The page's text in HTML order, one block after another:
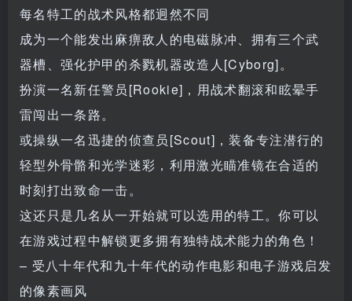
每名特工的战术风格都迥然不同
成为一个能发出麻痹敌人的电磁脉冲、拥有三个武
器槽、强化护甲的杀戮机器改造人[Cyborg]。
扮演一名新任警员[Rookie]，用战术翻滚和眩晕手
雷闯出一条路。
或操纵一名迅捷的侦查员[Scout]，装备专注潜行的
轻型外骨骼和光学迷彩，利用激光瞄准镜在合适的
时刻打出致命一击。
这还只是几名从一开始就可以选用的特工。你可以
在游戏过程中解锁更多拥有独特战术能力的角色！
– 受八十年代和九十年代的动作电影和电子游戏启发
的像素画风